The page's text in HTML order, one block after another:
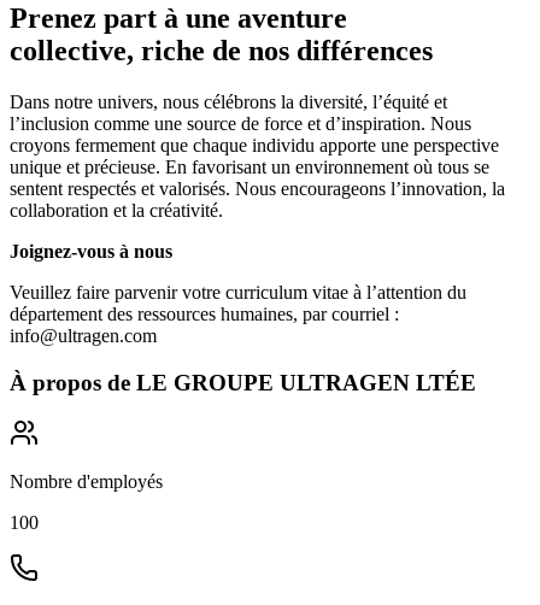
Prenez part à une aventure
collective, riche de nos différences
Dans notre univers, nous célébrons la diversité, l’équité et
l’inclusion comme une source de force et d’inspiration. Nous
croyons fermement que chaque individu apporte une perspective
unique et précieuse. En favorisant un environnement où tous se
sentent respectés et valorisés. Nous encourageons l’innovation, la
collaboration et la créativité.
Joignez-vous à nous
Veuillez faire parvenir votre curriculum vitae à l’attention du
département des ressources humaines, par courriel :
info@ultragen.com
À propos de LE GROUPE ULTRAGEN LTÉE
Nombre d'employés
100